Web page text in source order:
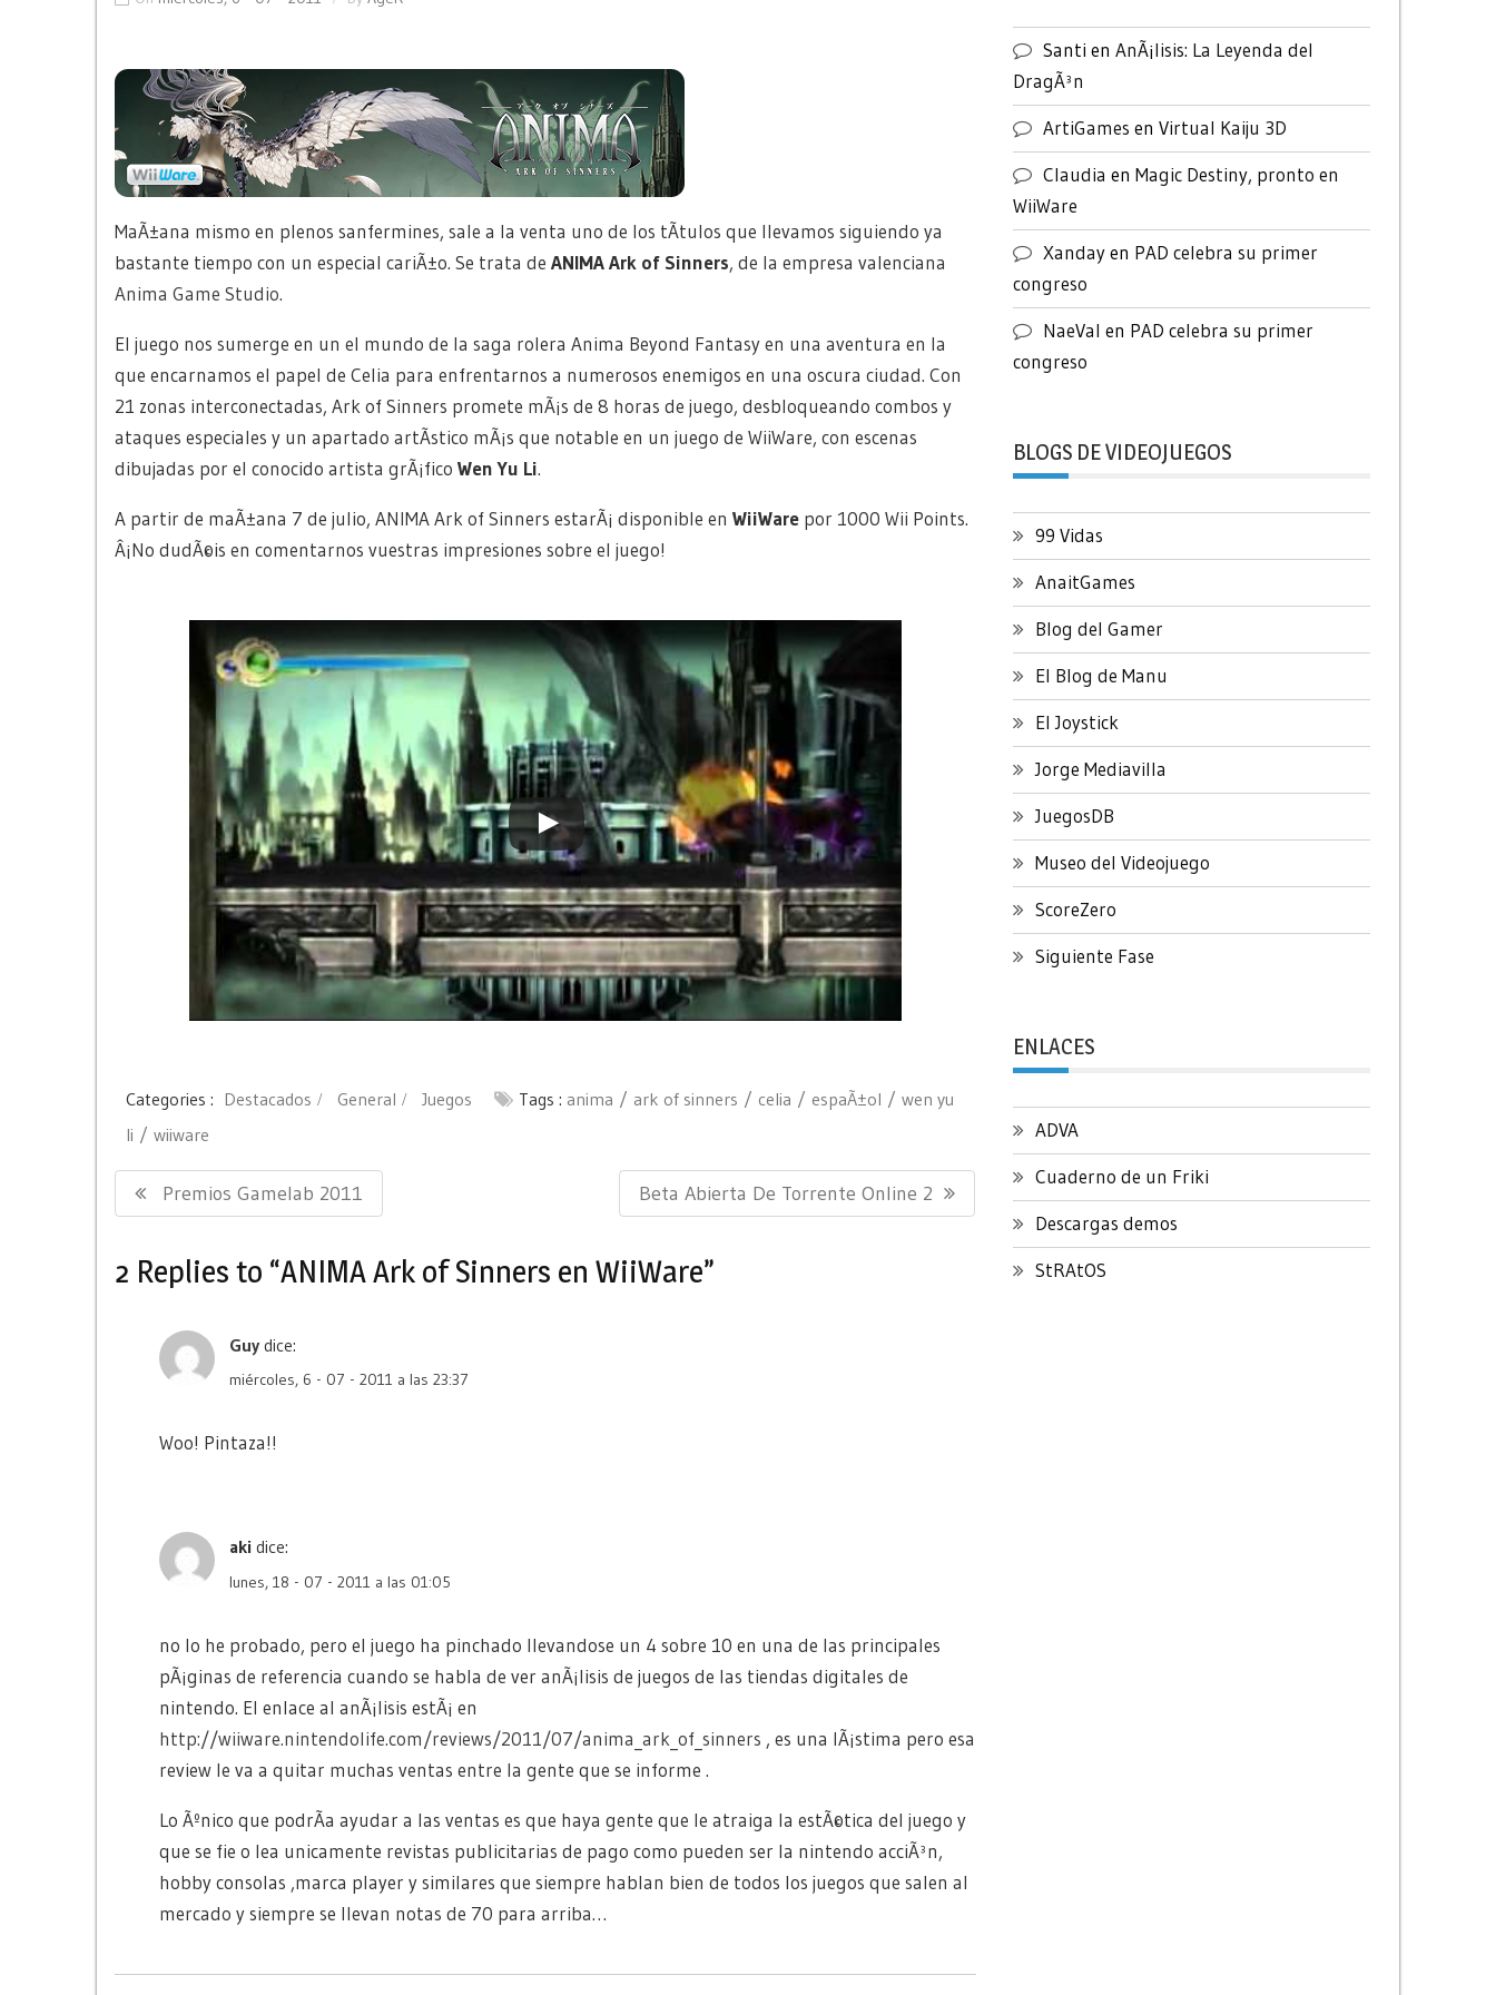
MaÃ±ana mismo en plenos sanfermines, sale a la venta uno de los tÃ­tulos que llevamos siguiendo ya
bastante tiempo con un especial cariÃ±o. Se trata de ANIMA Ark of Sinners, de la empresa valenciana
Anima Game Studio.
El juego nos sumerge en un el mundo de la saga rolera Anima Beyond Fantasy en una aventura en la
que encarnamos el papel de Celia para enfrentarnos a numerosos enemigos en una oscura ciudad. Con
21 zonas interconectadas, Ark of Sinners promete mÃ¡s de 8 horas de juego, desbloqueando combos y
ataques especiales y un apartado artÃ­stico mÃ¡s que notable en un juego de WiiWare, con escenas
dibujadas por el conocido artista grÃ¡fico Wen Yu Li.
A partir de maÃ±ana 7 de julio, ANIMA Ark of Sinners estarÃ¡ disponible en WiiWare por 1000 Wii Points.
Â¡No dudÃ©is en comentarnos vuestras impresiones sobre el juego!
Categories : Destacados General Juegos Tags : anima ark of sinners celia espaÃ±ol
wen yu
li
wiiware
Navegación
de
Previous
Premios Gamelab 2011
Next
Beta Abierta De Torrente Online 2
2 Replies to “ANIMA Ark of Sinners en WiiWare”
Guy dice:
miércoles, 6 - 07 - 2011 a las 23:37
Woo! Pintaza!!
aki dice:
lunes, 18 - 07 - 2011 a las 01:05
no lo he probado, pero el juego ha pinchado llevandose un 4 sobre 10 en una de las principales
pÃ¡ginas de referencia cuando se habla de ver anÃ¡lisis de juegos de las tiendas digitales de
nintendo. El enlace al anÃ¡lisis estÃ¡ en
http://wiiware.nintendolife.com/reviews/2011/07/anima_ark_of_sinners , es una lÃ¡stima pero esa
review le va a quitar muchas ventas entre la gente que se informe .
Lo Ãºnico que podrÃ­a ayudar a las ventas es que haya gente que le atraiga la estÃ©tica del juego y
que se fie o lea unicamente revistas publicitarias de pago como pueden ser la nintendo acciÃ³n,
hobby consolas ,marca player y similares que siempre hablan bien de todos los juegos que salen al
mercado y siempre se llevan notas de 70 para arriba…
Santi en AnÃ¡lisis: La Leyenda del
DragÃ³n
ArtiGames en Virtual Kaiju 3D
Claudia en Magic Destiny, pronto en
WiiWare
Xandayen PAD celebra su primer
congreso
NaeVal en PAD celebra su primer
congreso
BLOGS DE VIDEOJUEGOS
99 Vidas
AnaitGames
Blog del Gamer
El Blog de Manu
El Joystick
Jorge Mediavilla
JuegosDB
Museo del Videojuego
ScoreZero
Siguiente Fase
ENLACES
ADVA
Cuaderno de un Friki
Descargas demos
StRAtOS